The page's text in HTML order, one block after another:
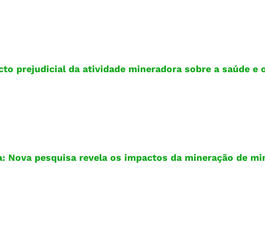
prejudicial da atividade mineradora sobre a saúde e
Nova pesquisa revela os impactos da mineração de